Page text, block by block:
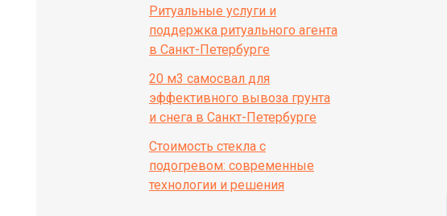
Ритуальные услуги и
поддержка ритуального агента
в Санкт-Петербурге
20 м3 самосвал для
эффективного вывоза грунта
и снега в Санкт-Петербурге
Стоимость стекла с
подогревом: современные
технологии и решения